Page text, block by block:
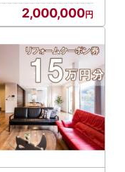
2,000,000